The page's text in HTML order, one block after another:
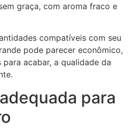
graça, com aroma fraco e
compatíveis com seu
pode parecer econômico,
acabar, a qualidade da
para